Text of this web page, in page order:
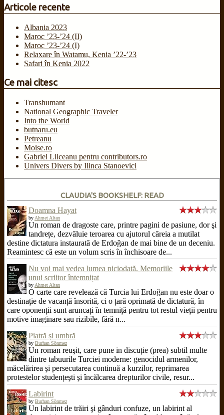
Articole recente
Albania 2023
Maroc ’23-’24 (II)
Maroc ’23-’24 (I)
Relaxare în Watamu, Kenia ’22-’23
Safari în Kenia 2022
Ce mai citesc
Transhumant
National Geographic Traveler
Into the World
butnaru.eu
Petreanu
Moise.ro
Gabriel Liiceanu pentru contributors.ro
Univers Divers by Ilinca Stanoevici
CLAUDIA'S BOOKSHELF: READ
Doamna Hayat
by Ahmet Altan
Un roman de dragoste care, printre pagini de pasiune, dor şi
tandrețe, dezvăluie teroarea cu ajutorul căreia a mutilat
destine dictatura instaurată de Erdoğan de mai bine de un deceniu.
Reamintesc că este un volum scris în închisoare de...
Nu voi mai vedea lumea niciodată. Memoriile
unui scriitor întemnițat
by Ahmet Altan
O carte care revelează că Turcia lui Erdoğan nu este doar o
destinație de vacanță însorită, ci o țară oprimată de dictatură, în
care oponenții sunt aruncați în temniță pentru tot restul vieții pentru
motive imaginare sau rizibile, fără n...
Piatră și umbră
by Burhan Sönmez
Un roman reuşit, care pune in discuție (prea) subtil multe
dintre tabuurile Turciei moderne: genocidul armenilor,
măcelărirea şi persecutarea continuă a kurzilor, reprimarea
protestelor studențeşti şi încălcarea drepturilor civile, resur...
Labirint
by Burhan Sönmez
Un labirint de trăiri şi gânduri confuze, un labirint al